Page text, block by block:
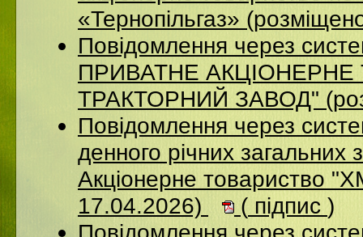
«Тернопільгаз»
Повідомлення через
ПРИВАТНЕ АКЦIОНЕРНЕ
ТРАКТОРНИЙ ЗАВОД"
Повідомлення через
денного річних загальних
Акціонерне
17.04.2026)
( підпис )